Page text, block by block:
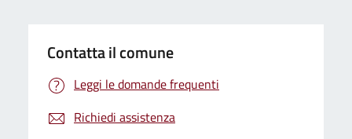
Contatta il comune
Leggi le domande frequenti
Richiedi assistenza